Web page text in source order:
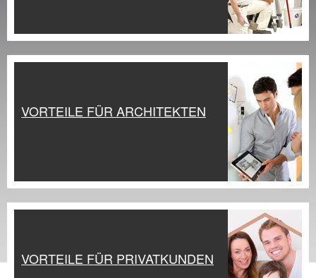
VORTEILE FÜR ARCHITEKTEN
VORTEILE FÜR PRIVATKUNDEN